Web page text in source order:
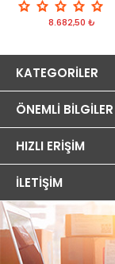
8.682,50 ₺
KATEGORILER
ÖNEMLI BILGILER
HIZLI ERIŞIM
İLETIŞIM